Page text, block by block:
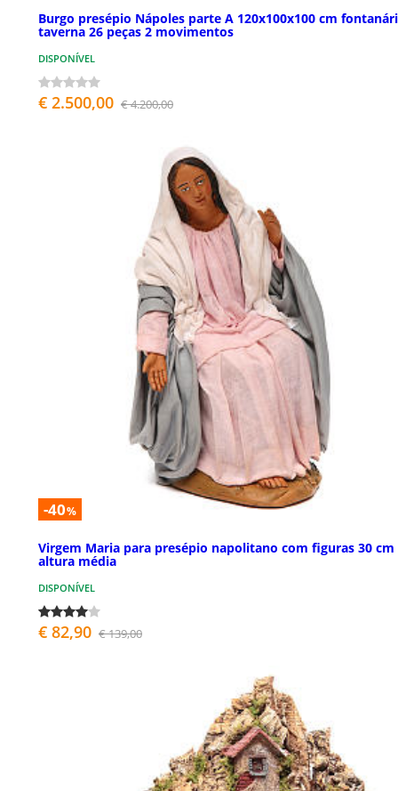
Burgo presépio Nápoles parte A 120x100x100 cm
taverna 26 peças 2 movimentos
DISPONÍVEL
€ 2.500,00 € 4.200,00
-40%
Virgem Maria para presépio napolitano com figuras 30 cm
altura média
DISPONÍVEL
€ 82,90 € 139,00